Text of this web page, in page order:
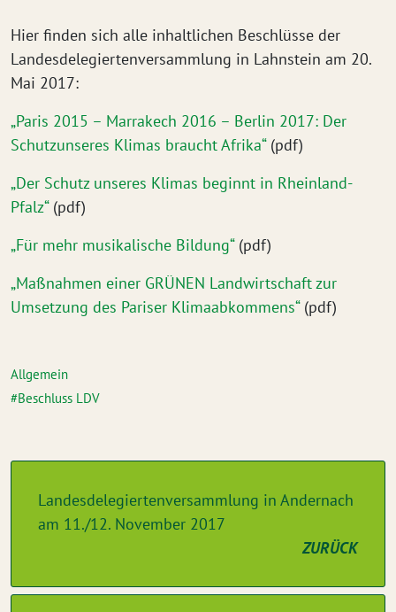
Hier finden sich alle inhaltlichen Beschlüsse der
Landesdelegiertenversammlung in Lahnstein am 20.
Mai 2017:
„Paris 2015 – Marrakech 2016 – Berlin 2017: Der
Schutzunseres Klimas braucht Afrika“(pdf)
„Der Schutz unseres Klimas beginnt in Rheinland-
Pfalz“(pdf)
„Für mehr musikalische Bildung“(pdf)
„Maßnahmen einer GRÜNEN Landwirtschaft zur
Umsetzung des Pariser Klimaabkommens“(pdf)
Allgemein
Beschluss LDV
Landesdelegiertenversammlung in Andernach
am 11./12. November 2017
ZURÜCK